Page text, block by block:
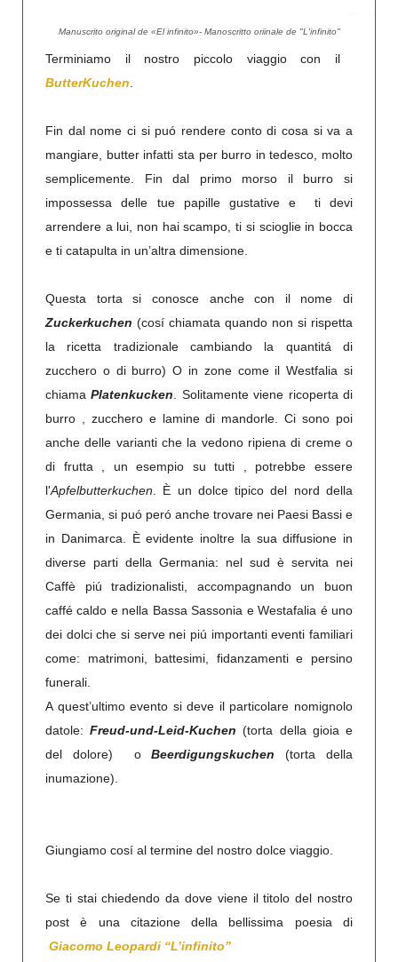
Manuscrito original de «El infinito»- Manoscritto oriinale de "L'infinito"
Terminiamo il nostro piccolo viaggio con il
ButterKuchen
Fin dal nome ci si puó rendere conto di cosa si va a
mangiare, butter infatti sta per burro in tedesco, molto
semplicemente. Fin dal primo morso il burro si
impossessa delle tue papille gustative e ti devi
arrendere a lui, non hai scampo, ti si scioglie in bocca
e ti catapulta in un’altra dimensione.
Questa torta si conosce anche con il nome di
Zuckerkuchen (cosí chiamata quando non si rispetta
la ricetta tradizionale cambiando la quantitá di
zucchero o di burro) O in zone come il Westfalia si
chiamaPlatenkucken . Solitamente viene ricoperta di
burro , zucchero e lamine di mandorle. Ci sono poi
anche delle varianti che la vedono ripiena di creme o
di frutta , un esempio su tutti , potrebbe essere
l'Apfelbutterkuchen . È un dolce tipico del nord della
Germania, si puó peró anche trovare nei Paesi Bassi e
in Danimarca. È evidente inoltre la sua diffusione in
diverse parti della Germania: nel sud è servita nei
Caffè piú tradizionalisti, accompagnando un buon
caffé caldo e nella Bassa Sassonia e Westafalia é uno
dei dolci che si serve nei piú importanti eventi familiari
come: matrimoni, battesimi, fidanzamenti e persino
funerali.
A quest’ultimo evento si deve il particolare nomignolo
datole:Freud-und-Leid-Kuchen (torta della gioia e
del dolore) oBeerdigungskuchen(torta della
inumazione).
Giungiamo cosí al termine del nostro dolce viaggio.
Se ti stai chiedendo da dove viene il titolo del nostro
post è una citazione della bellissima poesia di
Giacomo Leopardi “L’infinito”